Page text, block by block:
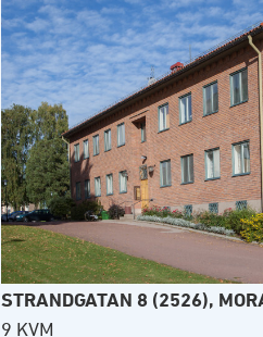
STRANDGATAN 8 (2526),
9 KVM